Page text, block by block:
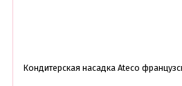
Кондитерская насадка Ateco